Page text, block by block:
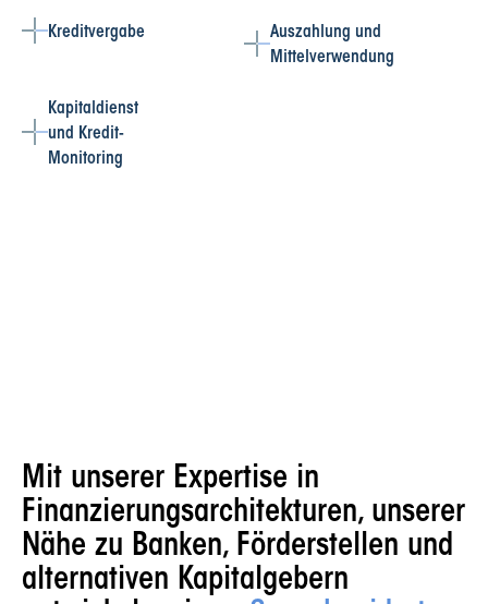
Kreditvergabe
Auszahlung und
Mittelverwendung
Kapitaldienst
und Kredit-
Monitoring
Mit unserer Expertise in
Finanzierungs­architekturen, unserer
Nähe zu Banken, Förderstellen und
alternativen Kapitalgebern